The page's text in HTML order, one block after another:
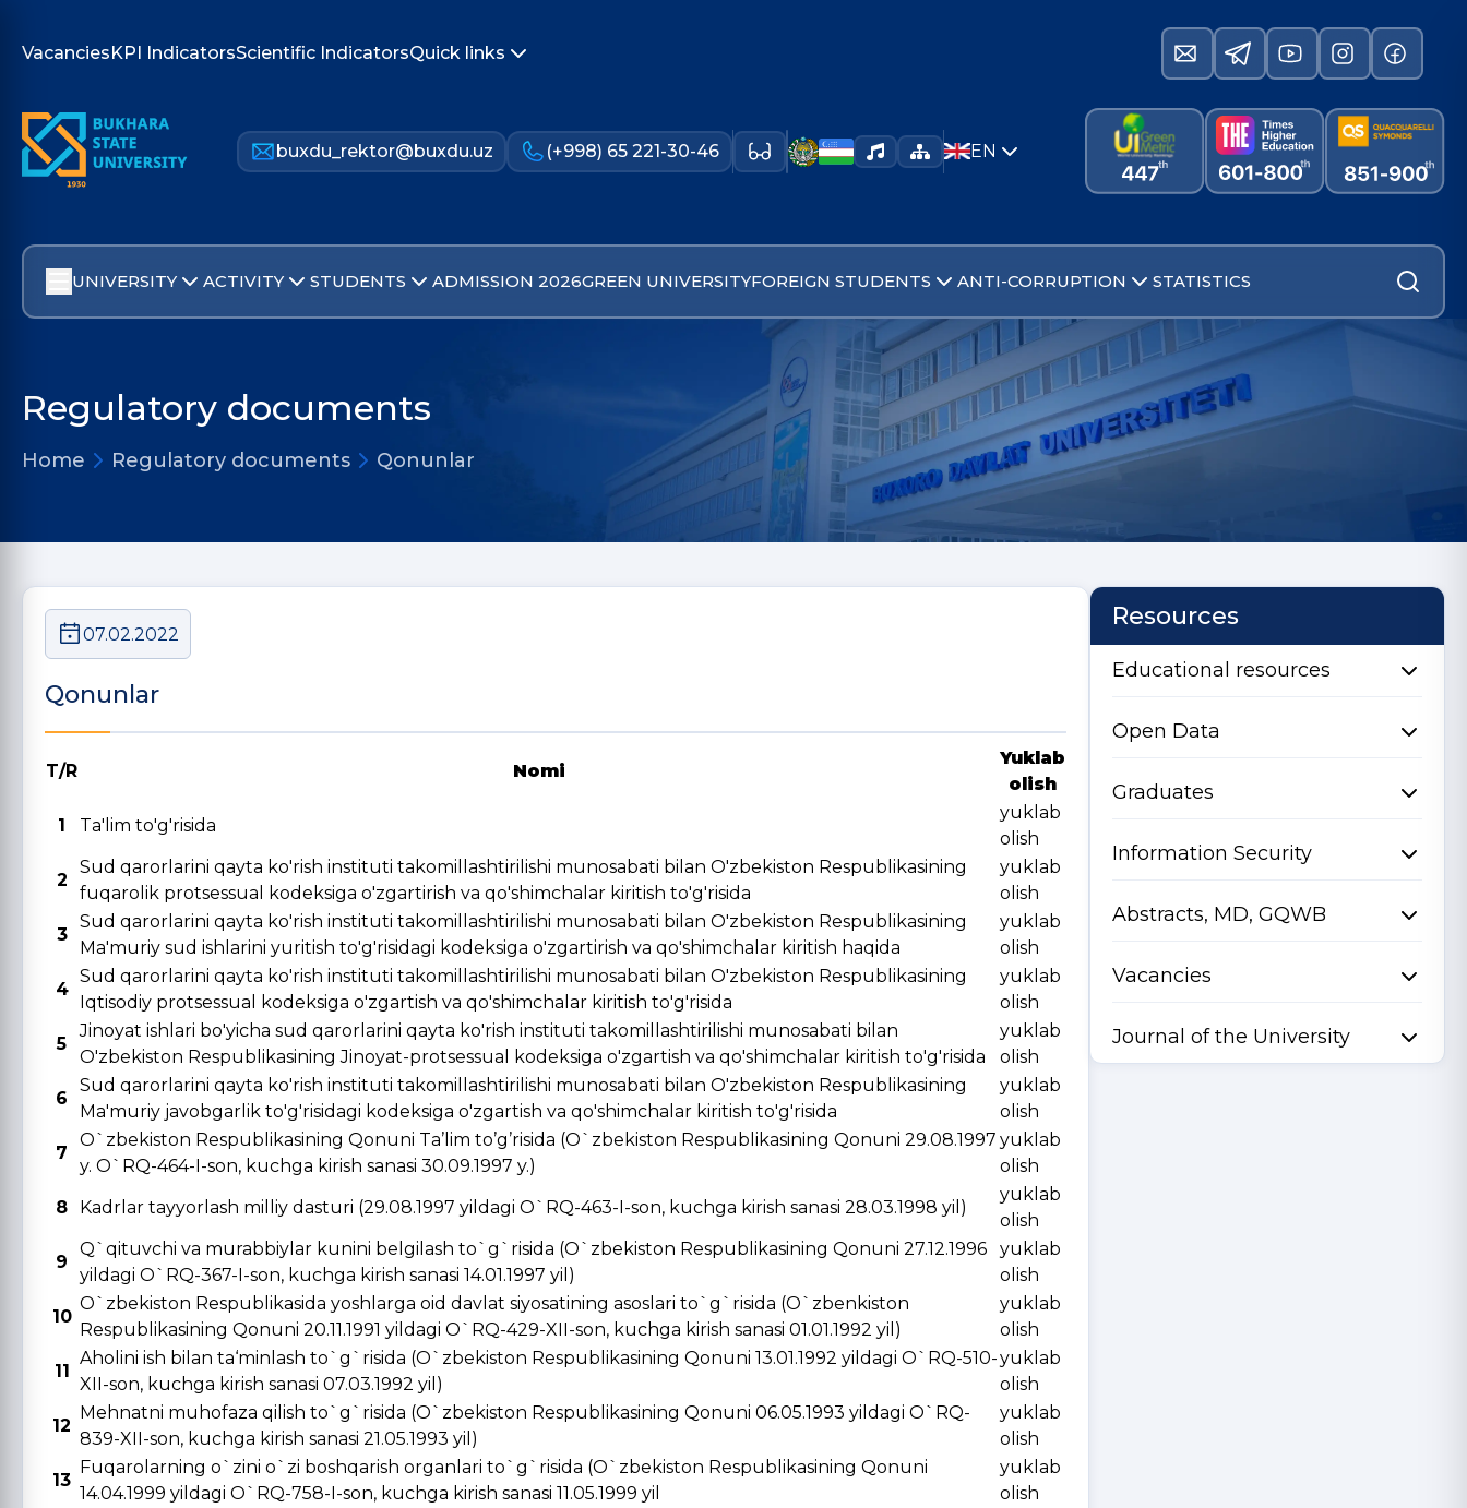
VacanciesKPI IndicatorsScientific IndicatorsQuick links
buxdu_rektor@buxdu.uz (+998) 65 221-30-46 EN
UNIVERSITY ACTIVITY STUDENTS ADMISSION 2026GREEN UNIVERSITYFOREIGN STUDENTS ANTI-CORRUPTION STATISTICS
Regulatory documents
Home Regulatory documents Qonunlar
07.02.2022
Qonunlar
T/R Nomi
Yuklab
olish
1
Ta'lim to'g'risida
yuklab
olish
2
Sud qarorlarini qayta ko'rish instituti takomillashtirilishi munosabati bilan O'zbekiston Respublikasining
fuqarolik protsessual kodeksiga o'zgartirish va qo'shimchalar kiritish to'g'risida
yuklab
olish
3
Sud qarorlarini qayta ko'rish instituti takomillashtirilishi munosabati bilan O'zbekiston Respublikasining
Ma'muriy sud ishlarini yuritish to'g'risidagi kodeksiga o'zgartirish va qo'shimchalar kiritish haqida
yuklab
olish
4
Sud qarorlarini qayta ko'rish instituti takomillashtirilishi munosabati bilan O'zbekiston Respublikasining
Iqtisodiy protsessual kodeksiga o'zgartish va qo'shimchalar kiritish to'g'risida
yuklab
olish
5
Jinoyat ishlari bo'yicha sud qarorlarini qayta ko'rish instituti takomillashtirilishi munosabati bilan
O'zbekiston Respublikasining Jinoyat-protsessual kodeksiga o'zgartish va qo'shimchalar kiritish to'g'risida
yuklab
olish
6
Sud qarorlarini qayta ko'rish instituti takomillashtirilishi munosabati bilan O'zbekiston Respublikasining
Ma'muriy javobgarlik to'g'risidagi kodeksiga o'zgartish va qo'shimchalar kiritish to'g'risida
yuklab
olish
7
O`zbekiston Respublikasining Qonuni Ta’lim to’g’risida (O`zbekiston Respublikasining Qonuni 29.08.1997
y. O`RQ-464-I-son, kuchga kirish sanasi 30.09.1997 y.)
yuklab
olish
8
Kadrlar tayyorlash milliy dasturi (29.08.1997 yildagi O`RQ-463-I-son, kuchga kirish sanasi 28.03.1998 yil)
yuklab
olish
9
Q`qituvchi va murabbiylar kunini belgilash to`g`risida (O`zbekiston Respublikasining Qonuni 27.12.1996
yildagi O`RQ-367-I-son, kuchga kirish sanasi 14.01.1997 yil)
yuklab
olish
10
O`zbekiston Respublikasida yoshlarga oid davlat siyosatining asoslari to`g`risida (O`zbenkiston
Respublikasining Qonuni 20.11.1991 yildagi O`RQ-429-XII-son, kuchga kirish sanasi 01.01.1992 yil)
yuklab
olish
11
Aholini ish bilan ta‘minlash to`g`risida (O`zbekiston Respublikasining Qonuni 13.01.1992 yildagi O`RQ-510-
XII-son, kuchga kirish sanasi 07.03.1992 yil)
yuklab
olish
12
Mehnatni muhofaza qilish to`g`risida (O`zbekiston Respublikasining Qonuni 06.05.1993 yildagi O`RQ-
839-XII-son, kuchga kirish sanasi 21.05.1993 yil)
yuklab
olish
13
Fuqarolarning o`zini o`zi boshqarish organlari to`g`risida (O`zbekiston Respublikasining Qonuni
14.04.1999 yildagi O`RQ-758-I-son, kuchga kirish sanasi 11.05.1999 yil
yuklab
olish
Resources
Educational resources
Open Data
Graduates
Information Security
Abstracts, MD, GQWB
Vacancies
Journal of the University